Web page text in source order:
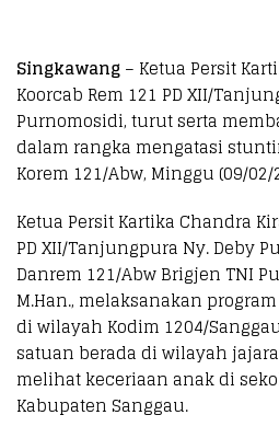
Singkawang– Ketua Persit
Koorcab Rem 121 PD XII/
Purnomosidi, turut serta
dalam rangka mengatasi
Korem 121/Abw, Minggu (09/02/
Ketua Persit Kartika Chandra
PD XII/Tanjungpura Ny. Deby
Danrem 121/Abw Brigjen TNI
M.Han., melaksanakan
di wilayah Kodim 1204/
satuan berada di wilayah
melihat keceriaan anak di
Kabupaten Sanggau.